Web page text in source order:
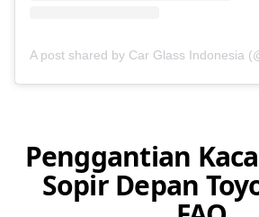
Penggantian
Sopir Depan